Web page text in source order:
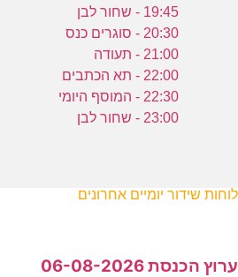
19:45 - שחור לבן
20:30 - סוגרים כנס
21:00 - תעודה
22:00 - תא הכתבים
22:30 - המוסף היומי
23:00 - שחור לבן
לוחות שידור יומיים אחרונים
ערוץ הכנסת 06-08-2026